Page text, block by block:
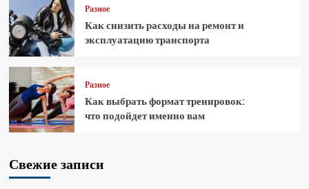
Разное
Как снизить расходы на ремонт и
эксплуатацию транспорта
Разное
Как выбрать формат тренировок:
что подойдет именно вам
Свежие записи